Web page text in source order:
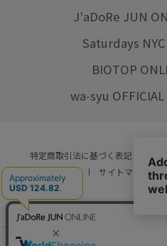
J'aDoRe JUN
Saturdays
BIOTOP
wa-syu
特定商取引法に基づく表記 プ
ご利用規約
サイトマップ
© JUN CO.,LTD. ALL